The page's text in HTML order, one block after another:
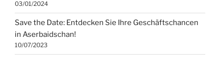
03/01/2024
Save the Date: Entdecken Sie Ihre Geschäftschancen
in Aserbaidschan!
10/07/2023